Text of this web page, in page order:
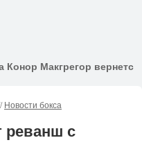
Конор Макгрегор вернется
Новости бокса
реванш с